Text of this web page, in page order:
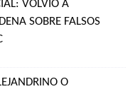
VOLVIÓ A
SOBRE FALSOS
O